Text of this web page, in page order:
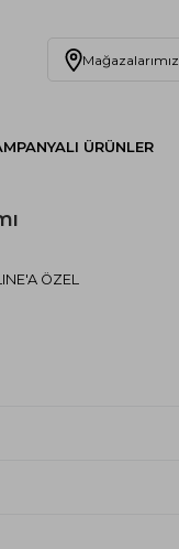
Mağazalarımız
ÜRÜNLER
ÖZEL